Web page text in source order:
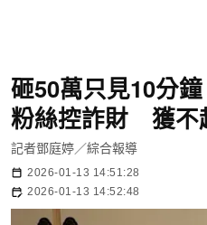
砸50萬只見10分
粉絲控詐財 獲不
記者鄧庭婷／綜合報導
2026-01-13 14:51:28
2026-01-13 14:52:48